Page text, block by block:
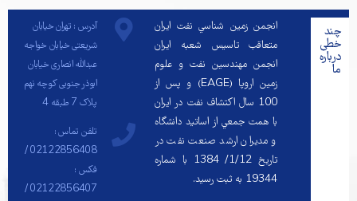
چند
خطی
درباره
ما
انجمن زمين شناسي نفت ايران
متعاقب تاسيس شعبه ايران
انجمن مهندسين نفت و علوم
زمين اروپا (EAGE) و پس از
100 سال اكتشاف نفت در ايران
با همت جمعي از اساتيد دانشگاه
و مديران ارشد صنعت نفت در
تاريخ 1/12/ 1384 با شماره
19344 به ثبت رسيد.
آدرس : تهران خیابان
شریعتی خیابان خواجه
عبدالله انصاری خیابان
ابوذر جنوبی کوچه نهم
پلاک 7 طبقه 4
تلفن تماس :
02122856408 /
فکس :
02122856407 /